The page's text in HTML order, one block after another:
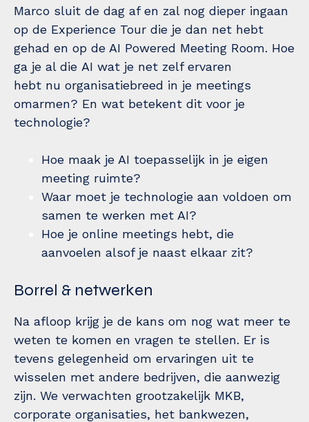
Marco sluit de dag af en zal nog dieper ingaan
op de Experience Tour die je dan net hebt
gehad en op de AI Powered Meeting Room. Hoe
ga je al die AI wat je net zelf ervaren
hebt nu organisatiebreed in je meetings
omarmen? En wat betekent dit voor je
technologie?
Hoe maak je AI toepasselijk in je eigen
meeting ruimte?
Waar moet je technologie aan voldoen om
samen te werken met AI?
Hoe je online meetings hebt, die
aanvoelen alsof je naast elkaar zit?
Borrel & netwerken
Na afloop krijg je de kans om nog wat meer te
weten te komen en vragen te stellen. Er is
tevens gelegenheid om ervaringen uit te
wisselen met andere bedrijven, die aanwezig
zijn. We verwachten grootzakelijk MKB,
corporate organisaties, het bankwezen,